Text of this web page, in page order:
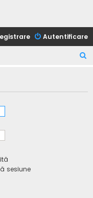
Autentificare
t
sesiune